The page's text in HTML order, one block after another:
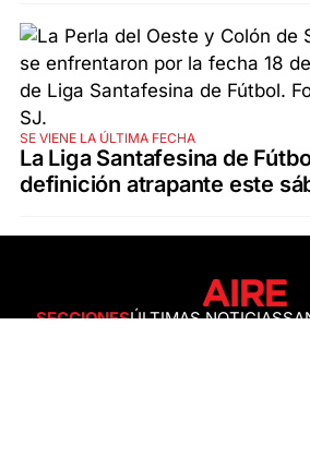
SE VIENE LA ÚLTIMA FECHA
La Liga Santafesina de
definición atrapante este
SECCIONESÚLTIMAS NOTICIAS